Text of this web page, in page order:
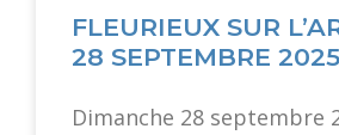
FLEURIEUX SUR
28 SEPTEMBRE 2025
Dimanche 28 septembre